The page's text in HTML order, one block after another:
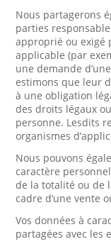
Nous partagerons
parties
approprié ou exigé
applicable (par
une demande
estimons que leur
à une obligation
des droits légaux
personne. Lesdits
organismes
Nous pouvons
caractère
de la totalité ou de
cadre d’une vente
Vos données à
partagées avec les